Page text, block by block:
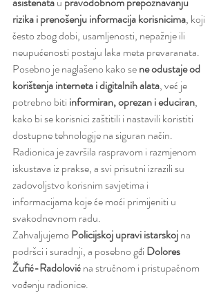
rizika i prenošenju informacija korisnicima, koji
često zbog dobi, usamljenosti, nepažnje ili
neupućenosti postaju laka meta prevaranata.
Posebno je naglašeno kako se ne odustaje od
korištenja interneta i digitalnih alata, već je
potrebno biti informiran, oprezan i educiran,
kako bi se korisnici zaštitili i nastavili koristiti
dostupne tehnologije na siguran način.
Radionica je završila raspravom i razmjenom
iskustava iz prakse, a svi prisutni izrazili su
zadovoljstvo korisnim savjetima i
informacijama koje će moći primijeniti u
svakodnevnom radu.
Zahvaljujemo Policijskoj upravi istarskoj na
podršci i suradnji, a posebno gđi Dolores
Žufić-Radolović na stručnom i pristupačnom
vođenju radionice.